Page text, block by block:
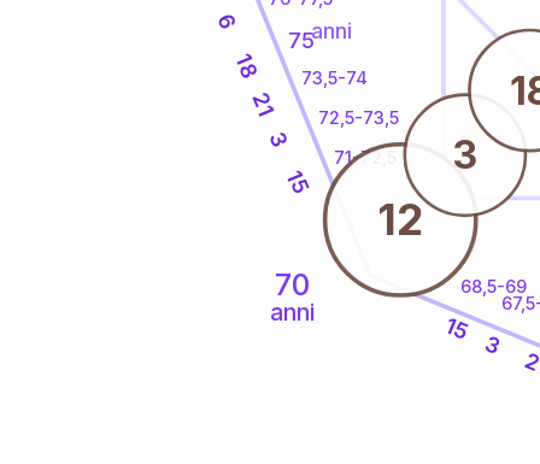
70
anni
68,5-69
71-72,5
72,5-73,5
73,5-74
3
15
15
3
21
18
6
12
3
75anni